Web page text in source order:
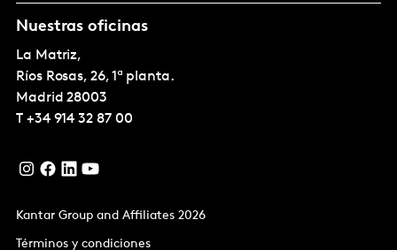
Nuestras oficinas
La Matriz,
Ríos Rosas, 26, 1ª planta.
Madrid 28003
T +34 914 32 87 00
Kantar Group and Affiliates 2026
Términos y condiciones